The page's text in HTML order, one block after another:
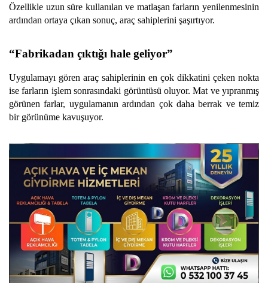
Özellikle uzun süre kullanılan ve matlaşan farların yenilenmesinin
ardından ortaya çıkan sonuç, araç sahiplerini şaşırtıyor.
“Fabrikadan çıktığı hale geliyor”
Uygulamayı gören araç sahiplerinin en çok dikkatini çeken nokta
ise farların işlem sonrasındaki görüntüsü oluyor. Mat ve yıpranmış
görünen farlar, uygulamanın ardından çok daha berrak ve temiz
bir görünüme kavuşuyor.